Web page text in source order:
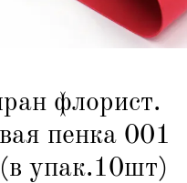
флорист.
пенка 001
упак.10шт)